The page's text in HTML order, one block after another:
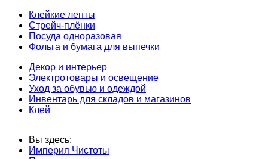
Клейкие ленты
Стрейч-плёнки
Посуда одноразовая
Фольга и бумага для выпечки
Декор и интерьер
Электротовары и освещение
Уход за обувью и одеждой
Инвентарь для складов и магазинов
Клей
Вы здесь:
Империя Чистоты